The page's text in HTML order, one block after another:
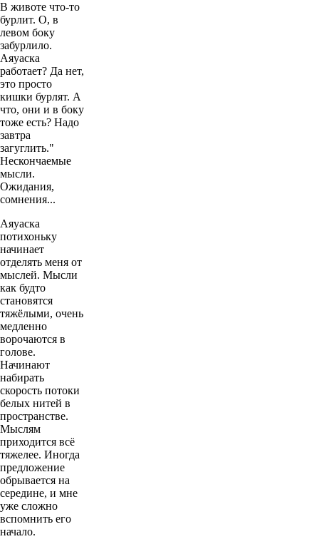
В животе что-то
бурлит. О, в
левом боку
забурлило.
Аяуаска
работает? Да нет,
это просто
кишки бурлят. А
что, они и в боку
тоже есть? Надо
завтра
загуглить."
Нескончаемые
мысли.
Ожидания,
сомнения...
Аяуаска
потихоньку
начинает
отделять меня от
мыслей. Мысли
как будто
становятся
тяжёлыми, очень
медленно
ворочаются в
голове.
Начинают
набирать
скорость потоки
белых нитей в
пространстве.
Мыслям
приходится всё
тяжелее. Иногда
предложение
обрывается на
середине, и мне
уже сложно
вспомнить его
начало.